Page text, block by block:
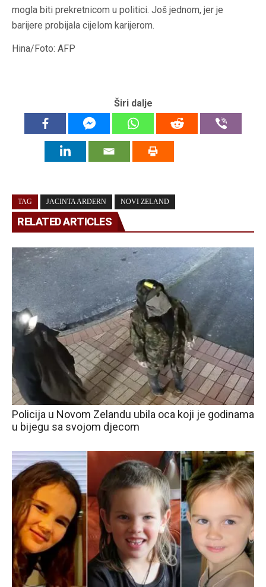
mogla biti prekretnicom u politici. Još jednom, jer je
barijere probijala cijelom karijerom.
Hina/Foto: AFP
Širi dalje
TAG JACINTA ARDERN NOVI ZELAND
RELATED ARTICLES
Policija u Novom Zelandu ubila oca koji je godinama
u bijegu sa svojom djecom